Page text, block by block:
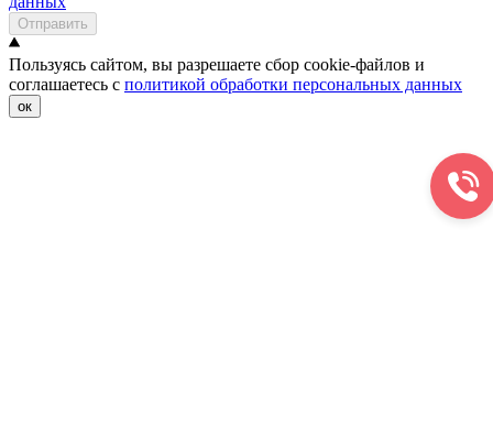
Отправить
Пользуясь сайтом, вы разрешаете сбор cookie-файлов и
соглашаетесь с политикой обработки персональных данных
ок